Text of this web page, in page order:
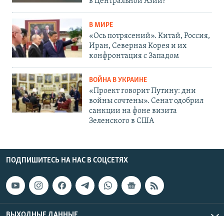
В МИРЕ
«Ось потрясений». Китай, Россия,
Иран, Северная Корея и их
конфронтация с Западом
ВОЙНА В УКРАИНЕ
«Проект говорит Путину: дни
войны сочтены». Сенат одобрил
санкции на фоне визита
Зеленского в США
ПОДПИШИТЕСЬ НА НАС В СОЦСЕТЯХ